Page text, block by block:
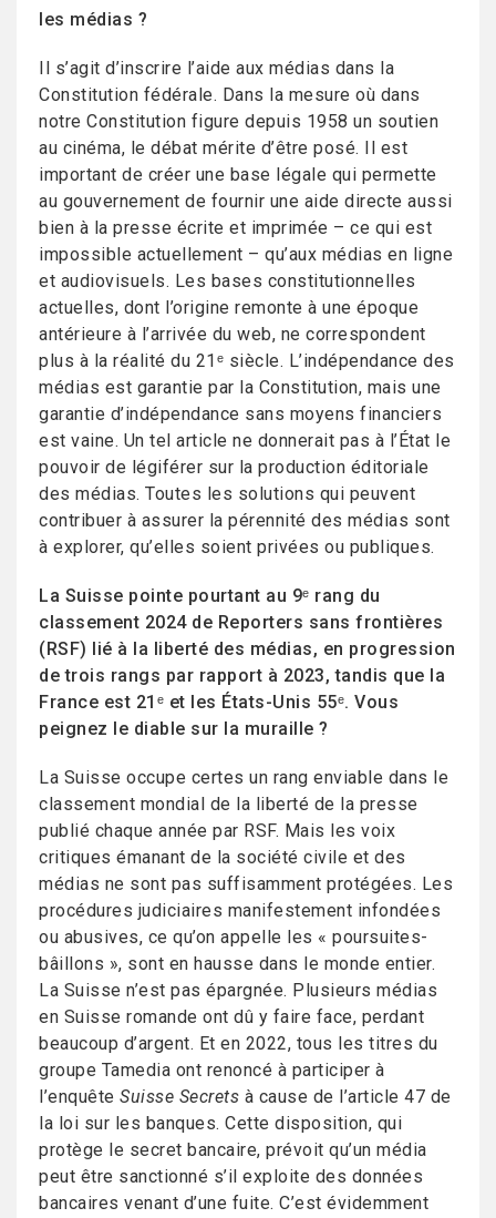
les médias ?
Il s’agit d’inscrire l’aide aux médias dans la
Constitution fédérale. Dans la mesure où dans
notre Constitution figure depuis 1958 un soutien
au cinéma, le débat mérite d’être posé. Il est
important de créer une base légale qui permette
au gouvernement de fournir une aide directe aussi
bien à la presse écrite et imprimée – ce qui est
impossible actuellement – qu’aux médias en ligne
et audiovisuels. Les bases constitutionnelles
actuelles, dont l’origine remonte à une époque
antérieure à l’arrivée du web, ne correspondent
plus à la réalité du 21ᵉ siècle. L’indépendance des
médias est garantie par la Constitution, mais une
garantie d’indépendance sans moyens financiers
est vaine. Un tel article ne donnerait pas à l’État le
pouvoir de légiférer sur la production éditoriale
des médias. Toutes les solutions qui peuvent
contribuer à assurer la pérennité des médias sont
à explorer, qu’elles soient privées ou publiques.
La Suisse pointe pourtant au 9ᵉ rang du
classement 2024 de Reporters sans frontières
(RSF) lié à la liberté des médias, en progression
de trois rangs par rapport à 2023, tandis que la
France est 21ᵉ et les États-Unis 55ᵉ. Vous
peignez le diable sur la muraille ?
La Suisse occupe certes un rang enviable dans le
classement mondial de la liberté de la presse
publié chaque année par RSF. Mais les voix
critiques émanant de la société civile et des
médias ne sont pas suffisamment protégées. Les
procédures judiciaires manifestement infondées
ou abusives, ce qu’on appelle les « poursuites-
bâillons », sont en hausse dans le monde entier.
La Suisse n’est pas épargnée. Plusieurs médias
en Suisse romande ont dû y faire face, perdant
beaucoup d’argent. Et en 2022, tous les titres du
groupe Tamedia ont renoncé à participer à
l’enquête Suisse Secrets à cause de l’article 47 de
la loi sur les banques. Cette disposition, qui
protège le secret bancaire, prévoit qu’un média
peut être sanctionné s’il exploite des données
bancaires venant d’une fuite. C’est évidemment